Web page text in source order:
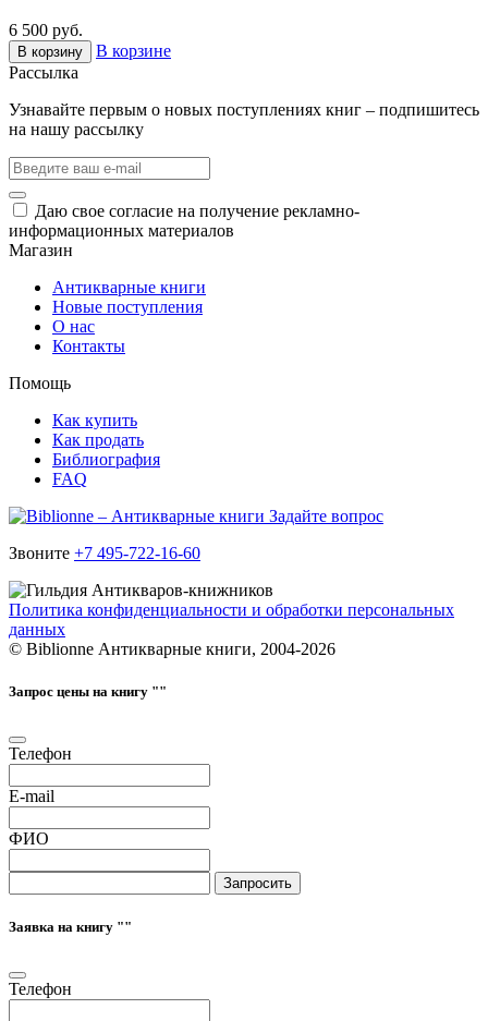
6 500 руб.
В корзину
В корзине
Рассылка
Узнавайте первым о новых поступлениях книг – подпишитесь
на нашу рассылку
Даю свое согласие на получение рекламно-
информационных материалов
Магазин
Антикварные книги
Новые поступления
О нас
Контакты
Помощь
Как купить
Как продать
Библиография
FAQ
Задайте вопрос
Звоните +7 495-722-16-60
Политика конфиденциальности и обработки персональных
данных
© Biblionne Антикварные книги, 2004-2026
Запрос цены на книгу ""
Телефон
E-mail
ФИО
Запросить
Заявка на книгу ""
Телефон